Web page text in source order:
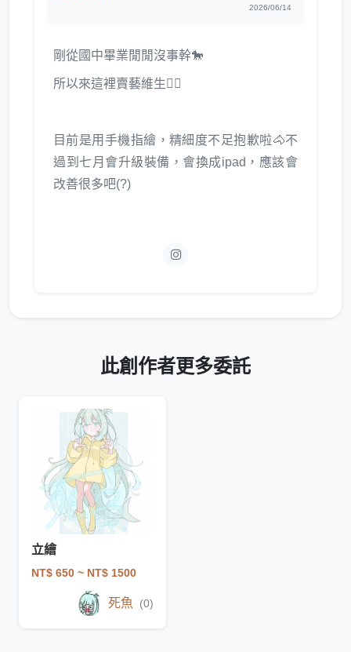
2026/06/14
剛從國中畢業閒閒沒事幹🐎
所以來這裡賣藝維生👍🏿
目前是用手機指繪，精細度不足抱歉啦🐴不
過到七月會升級裝備，會換成ipad，應該會
改善很多吧(?)
此創作者更多委託
立繪
NT$ 650 ~ NT$ 1500
死魚 (0)